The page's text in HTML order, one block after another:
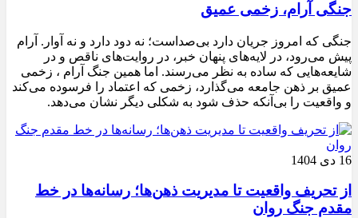
جنگی آرام، زخمی عمیق
جنگی که امروز جریان دارد بی‌صداست؛ نه دود دارد و نه آوار. آرام
پیش می‌رود، در لایه‌های پنهان خبر، در روایت‌های ناقص و در
شایعه‌هایی که ساده به نظر می‌رسند. اما همین جنگ آرام ، زخمی
عمیق بر ذهن جامعه می‌گذارد، زخمی که اعتماد را فرسوده می‌کند
و واقعیت را بی‌آنکه حذف شود به شکلی دیگر نشان می‌دهد.
16 دی 1404
از تحریف واقعیت تا مدیریت ذهن‌ها؛ رسانه‌ها در خط
مقدم جنگ روان